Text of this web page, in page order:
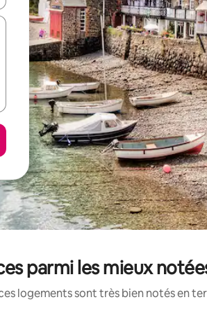
parmi les mieux
logements sont très bien notés en